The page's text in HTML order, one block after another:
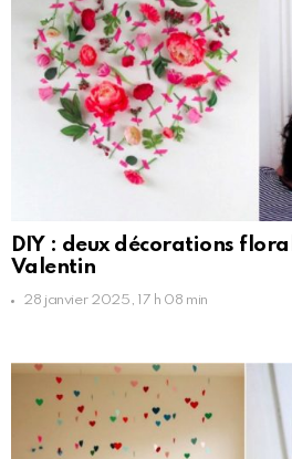
DIY : deux décorations
Valentin
28 janvier 2025, 17 h 08 min